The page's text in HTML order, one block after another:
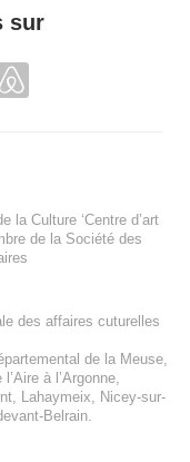
sur
la Culture ‘Centre d’art
de la Société des
des affaires cuturelles
de la Meuse,
à l’Argonne,
Lahaymeix
Nicey-sur-
Belrain.